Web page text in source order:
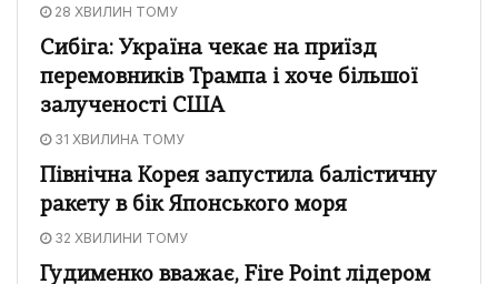
28 ХВИЛИН ТОМУ
Сибіга: Україна чекає на приїзд
перемовників Трампа і хоче більшої
залученості США
31 ХВИЛИНА ТОМУ
Північна Корея запустила балістичну
ракету в бік Японського моря
32 ХВИЛИНИ ТОМУ
Гудименко вважає, Fire Point лідером